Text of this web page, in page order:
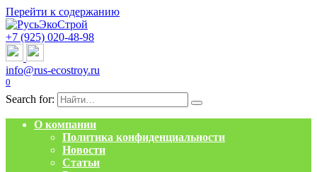
Перейти к содержанию
+7 (925) 020-48-98
info@rus-ecostroy.ru
0
Search for:
О компании
Политика конфиденциальности
Новости
Статьи